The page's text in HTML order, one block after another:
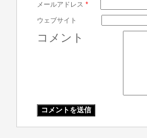
メールアドレス *
ウェブサイト
コメント